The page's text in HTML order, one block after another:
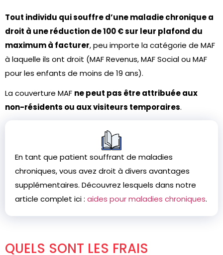
Tout individu qui souffre d’une maladie chronique a
droit à une réduction de 100 € sur leur plafond du
maximum à facturer, peu importe la catégorie de MAF
à laquelle ils ont droit (MAF Revenus, MAF Social ou MAF
pour les enfants de moins de 19 ans).
La couverture MAF ne peut pas être attribuée aux
non-résidents ou aux visiteurs temporaires.
En tant que patient souffrant de maladies
chroniques, vous avez droit à divers avantages
supplémentaires. Découvrez lesquels dans notre
article complet ici : aides pour maladies chroniques.
QUELS SONT LES FRAIS